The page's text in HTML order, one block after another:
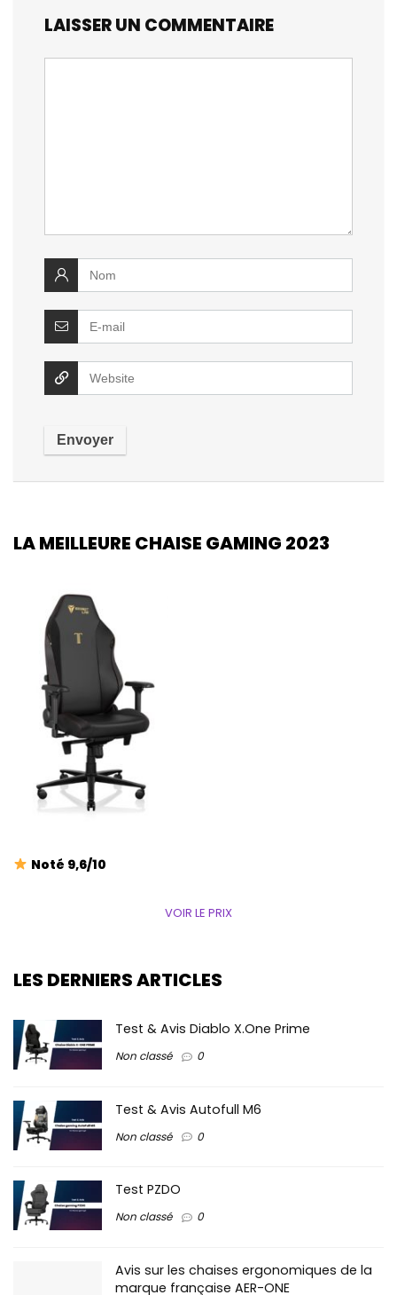
LAISSER UN COMMENTAIRE
LA MEILLEURE CHAISE GAMING 2023
Noté 9,6/10
VOIR LE PRIX
LES DERNIERS ARTICLES
Test & Avis Diablo X.One Prime
Non classé 0
Test & Avis Autofull M6
Non classé 0
Test PZDO
Non classé 0
Avis sur les chaises ergonomiques de la
marque française AER-ONE